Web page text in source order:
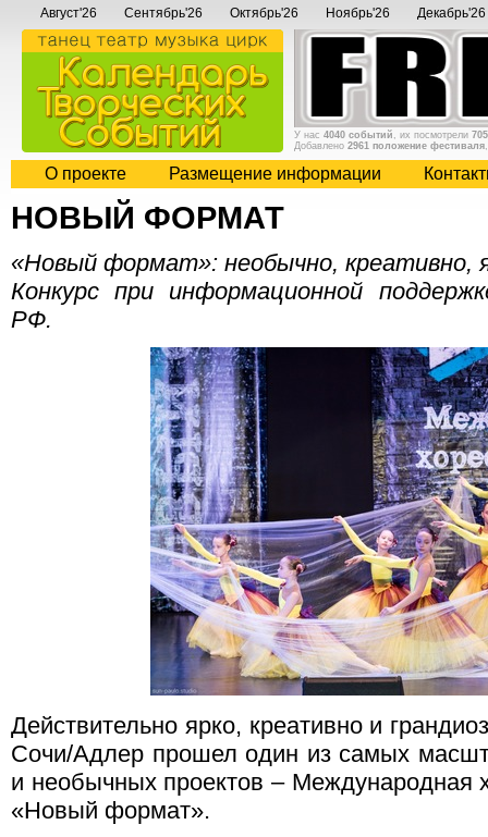
Август'26 Сентябрь'26 Октябрь'26 Ноябрь'26 Декабрь'26
У нас 4040 событий , их посмотрели
Добавлено 2961 положение фестиваля
О проекте Размещение информации
НОВЫЙ ФОРМАТ
«Новый формат»: необычно, креативно,
Конкурс при информационной
РФ.
Действительно ярко, креативно и
Сочи/Адлер прошел один из самых
и необычных проектов – Международная
«Новый формат».